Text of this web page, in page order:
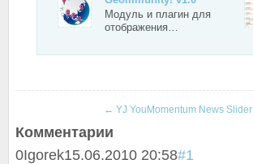
Модуль и плагин для
отображения…
← YJ YouMomentum News Slider
Комментарии
0Igorek15.06.2010 20:58#1